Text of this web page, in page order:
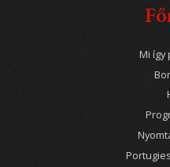
Mi